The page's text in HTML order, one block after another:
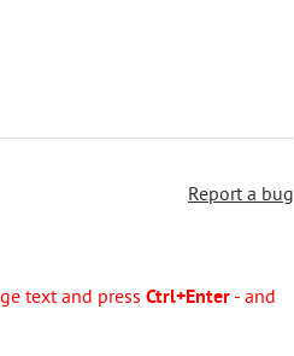
Report a bug
text and press Ctrl+Enter - and